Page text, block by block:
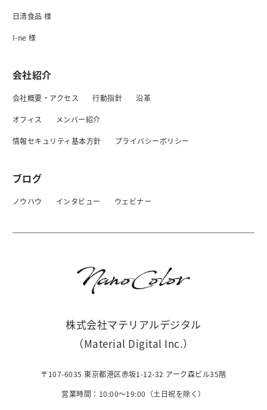
日清食品 様
I-ne 様
会社紹介
会社概要・アクセス 行動指針 沿革
オフィス メンバー紹介
情報セキュリティ基本方針 プライバシーボリシー
ブログ
ノウハウ インタビュー ウェビナー
株式会社マテリアルデジタル
（Material Digital Inc.）
〒107-6035 東京都港区赤坂1-12-32 アーク森ビル35階
営業時間：10:00〜19:00（土日祝を除く）